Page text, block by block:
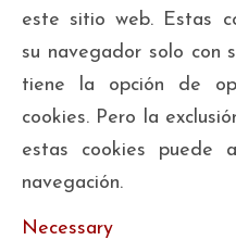
este sitio web. Estas
su navegador solo con
tiene la opción de
cookies. Pero la
estas cookies puede
navegación.
Necessary